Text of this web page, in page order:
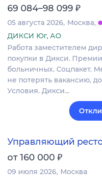
69 084–98 099 ₽
05 августа 2026 Москва
ДИКСИ Юг, АО
Работа заместителем
покупки в Дикси.
больничных. Соцпакет.
не потерять вакансию,
Условия. Дикси…
Управляющий
от 160 000 ₽
09 июля 2026 Москва